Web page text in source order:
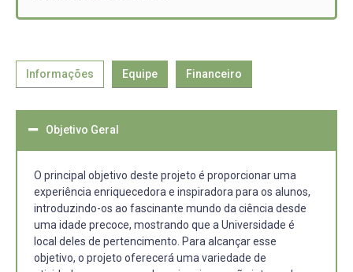
Informações Equipe Financeiro
Objetivo Geral
O principal objetivo deste projeto é proporcionar uma
experiência enriquecedora e inspiradora para os alunos,
introduzindo-os ao fascinante mundo da ciência desde
uma idade precoce, mostrando que a Universidade é
local deles de pertencimento. Para alcançar esse
objetivo, o projeto oferecerá uma variedade de